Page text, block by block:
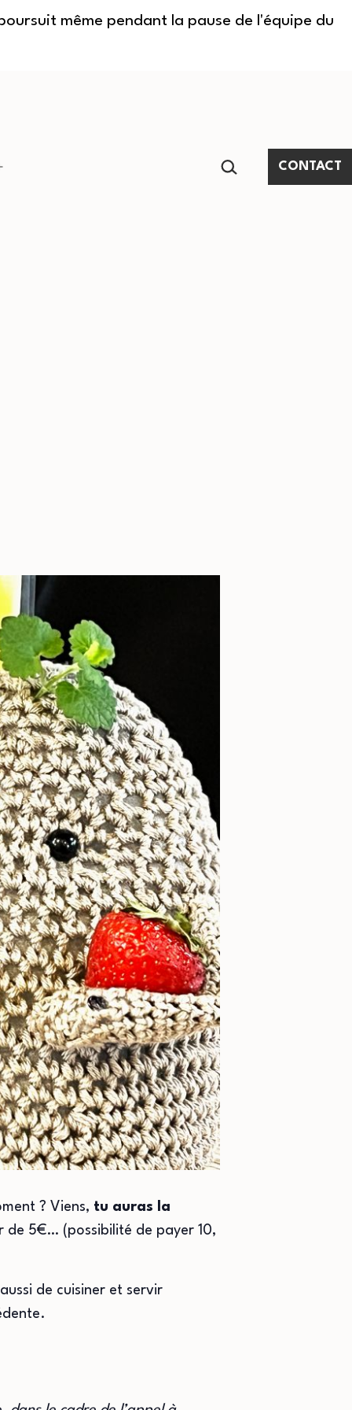
même pendant la pause de l'équipe du
RECHERCHER…
CONTACT
? Viens, tu auras la
de 5€… (possibilité de payer 10,
de cuisiner et servir